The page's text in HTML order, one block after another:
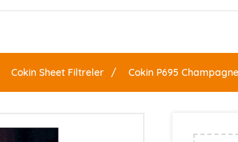
Cokin Sheet Filtreler Cokin P695